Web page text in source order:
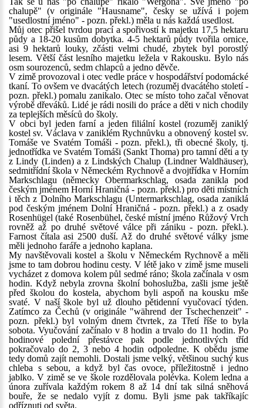
chalupě" (v originále "Hausname", česky se užívá i pojem
"usedlostní jméno" - pozn. překl.) měla u nás každá usedlost.
Můj otec přišel tvrdou prací a spořivostí k majetku 17,5 hektaru
půdy a 18-20 kusům dobytka. 4-5 hektarů půdy tvořila ornice,
asi 9 hektarů louky, zčásti velmi chudé, zbytek byl porostlý
lesem. Větší část lesního majetku ležela v Rakousku. Bylo nás
osm sourozenců, sedm chlapců a jedno děvče.
V zimě provozoval i otec vedle práce v hospodářství podomácké
tkaní. To ovšem ve dvacátých letech (rozuměj dvacátého století -
pozn. překl.) pomalu zanikalo. Otec se místo toho začal věnovat
výrobě dřeváků. Lidé je rádi nosili do práce a děti v nich chodily
za teplejších měsíců do školy.
V obci byl jeden farní a jeden filiální kostel (rozuměj zaniklý
kostel sv. Václava v zaniklém Rychnůvku a obnovený kostel sv.
Tomáše ve Svatém Tomáši - pozn. překl.), tři obecné školy, tj.
jednotřídka ve Svatém Tomáši (Sankt Thoma) pro tamní děti a ty
z Lindy (Linden) a z Lindských Chalup (Lindner Waldhäuser),
sedmitřídní škola v Německém Rychnově a dvojtřídka v Horním
Markschlagu (německy Obermarkschlag, osada zanikla pod
českým jménem Horní Hraničná - pozn. překl.) pro děti místních
i těch z Dolního Markschlagu (Untermarkschlag, osada zaniklá
pod českým jménem Dolní Hraničná - pozn. překl.) a z osady
Rosenhügel (také Rosenbühel, české místní jméno Růžový Vrch
rovněž až po druhé světové válce při zániku - pozn. překl.).
Farnost čítala asi 2500 duší. Až do druhé světové války jsme
měli jednoho faráře a jednoho kaplana.
My navštěvovali kostel a školu v Německém Rychnově a měli
jsme to tam dobrou hodinu cesty. V létě jako v zimě jsme museli
vycházet z domova kolem půl sedmé ráno; škola začínala v osm
hodin. Když nebyla zrovna školní bohoslužba, zašli jsme ještě
před školou do kostela, abychom byli aspoň na kousku mše
svaté. V naší škole byl už dlouho pětidenní vyučovací týden.
Zatímco za Čechů (v originále "während der Tschechenzeit" -
pozn. překl.) byl volným dnem čtvrtek, za Třetí říše to byla
sobota. Vyučování začínalo v 8 hodin a trvalo do 11 hodin. Po
hodinové polední přestávce pak podle jednotlivých tříd
pokračovalo do 2, 3 nebo 4 hodin odpoledne. K obědu jsme
tedy domů zajít nemohli. Dostali jsme velký, většinou suchý kus
chleba s sebou, a když byl čas ovoce, příležitostně i jedno
jablko. V zimě se ve škole rozdělovala polévka. Kolem ledna a
února zuřívala každým rokem 8 až 14 dní tak silná sněhová
bouře, že se nedalo vyjít z domu. Byli jsme pak takříkajíc
odříznuti od světa.